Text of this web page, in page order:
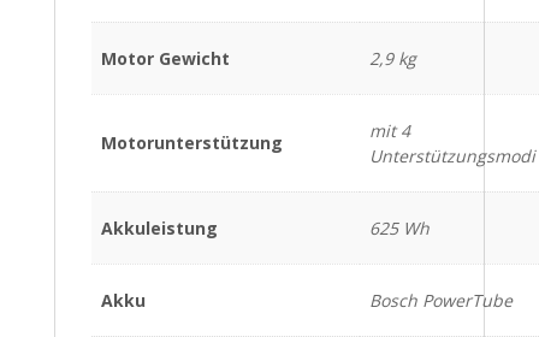
Motor Gewicht 2,9 kg
Motorunterstützung
mit 4
Unterstützungsmodi
Akkuleistung 625 Wh
Akku Bosch PowerTube